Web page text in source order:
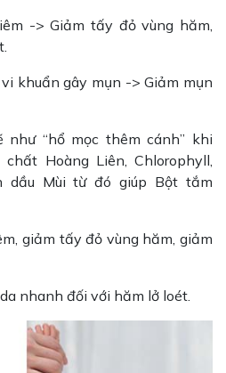
-> Giảm tấy đỏ vùng hăm,
khuẩn gây mụn -> Giảm mụn
như “hổ mọc thêm cánh” khi
Hoàng Liên, Chlorophyll,
dầu Mùi từ đó giúp Bột tắm
giảm tấy đỏ vùng hăm, giảm
nhanh đối với hăm lở loét.